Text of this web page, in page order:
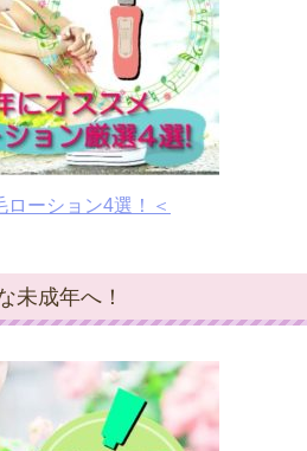
ローション4選！＜
未成年へ！